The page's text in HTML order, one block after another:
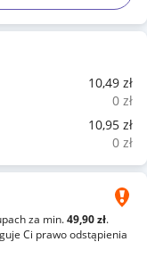
10,49 zł
0 zł
10,95 zł
0 zł
za min.49,90 zł.
Ci prawo odstąpienia